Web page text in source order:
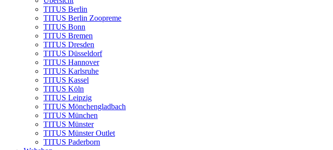
TITUS Berlin
TITUS Berlin Zoopreme
TITUS Bonn
TITUS Bremen
TITUS Dresden
TITUS Düsseldorf
TITUS Hannover
TITUS Karlsruhe
TITUS Kassel
TITUS Köln
TITUS Leipzig
TITUS Mönchengladbach
TITUS München
TITUS Münster
TITUS Münster Outlet
TITUS Paderborn